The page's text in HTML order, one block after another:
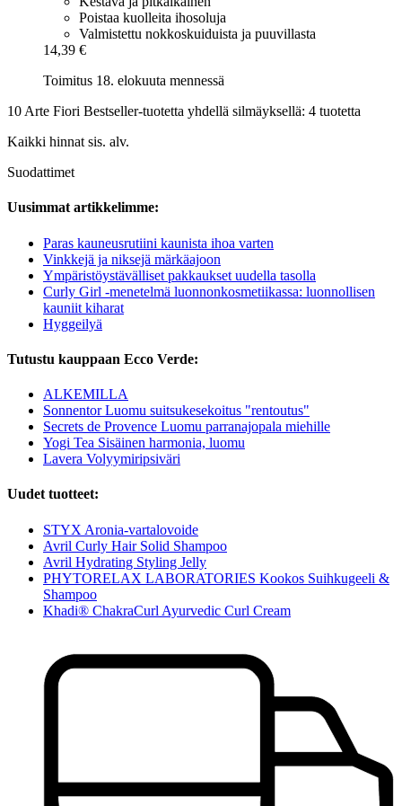
Poistaa kuolleita ihosoluja
Valmistettu nokkoskuiduista ja puuvillasta
14,39 €
Toimitus 18. elokuuta mennessä
10 Arte Fiori Bestseller-tuotetta yhdellä silmäyksellä: 4 tuotetta
Kaikki hinnat sis. alv.
Suodattimet
Uusimmat artikkelimme:
Paras kauneusrutiini kaunista ihoa varten
Vinkkejä ja niksejä märkäajoon
Ympäristöystävälliset pakkaukset uudella tasolla
Curly Girl -menetelmä luonnonkosmetiikassa: luonnollisen
kauniit kiharat
Hyggeilyä
Tutustu kauppaan Ecco Verde:
ALKEMILLA
Sonnentor Luomu suitsukesekoitus "rentoutus"
Secrets de Provence Luomu parranajopala miehille
Yogi Tea Sisäinen harmonia, luomu
Lavera Volyymiripsiväri
Uudet tuotteet:
STYX Aronia-vartalovoide
Avril Curly Hair Solid Shampoo
Avril Hydrating Styling Jelly
PHYTORELAX LABORATORIES Kookos Suihkugeeli &
Shampoo
Khadi® ChakraCurl Ayurvedic Curl Cream